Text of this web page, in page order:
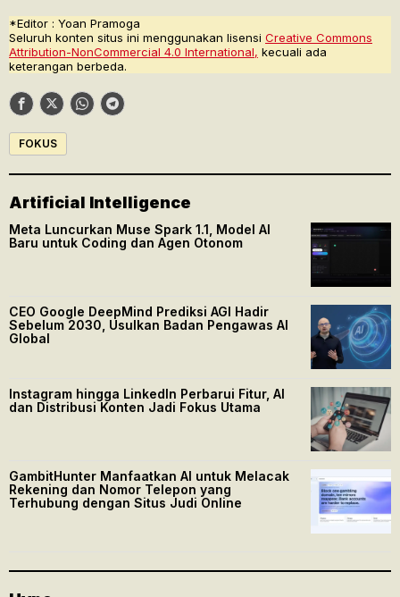
*Editor : Yoan Pramoga
Seluruh konten situs ini menggunakan lisensi Creative Commons
Attribution-NonCommercial 4.0 International, kecuali ada
keterangan berbeda.
FOKUS
Artificial Intelligence
Meta Luncurkan Muse Spark 1.1, Model AI
Baru untuk Coding dan Agen Otonom
CEO Google DeepMind Prediksi AGI Hadir
Sebelum 2030, Usulkan Badan Pengawas AI
Global
Instagram hingga LinkedIn Perbarui Fitur, AI
dan Distribusi Konten Jadi Fokus Utama
GambitHunter Manfaatkan AI untuk Melacak
Rekening dan Nomor Telepon yang
Terhubung dengan Situs Judi Online